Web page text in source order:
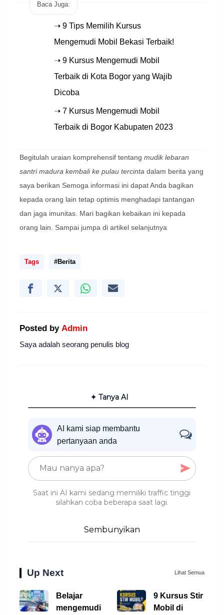
Baca Juga:
➝ 9 Tips Memilih Kursus
Mengemudi Mobil Bekasi Terbaik!
➝ 9 Kursus Mengemudi Mobil
Terbaik di Kota Bogor yang Wajib
Dicoba
➝ 7 Kursus Mengemudi Mobil
Terbaik di Bogor Kabupaten 2023
Begitulah uraian komprehensif tentang mudik lebaran
santri madura kembali ke pulau tercinta dalam berita yang
saya berikan Semoga informasi ini dapat Anda bagikan
kepada orang lain tetap optimis menghadapi tantangan
dan jaga imunitas. Mari bagikan kebaikan ini kepada
orang lain. Sampai jumpa di artikel selanjutnya
Tags #Berita
Posted by Admin
Saya adalah seorang penulis blog
✦ Tanya AI
AI kami siap membantu
pertanyaan anda
Saat ini AI kami sedang memiliki traffic tinggi
silahkan coba beberapa saat lagi.
Sembunyikan
Up Next Lihat Semua
Belajar
mengemudi
9 Kursus Stir
Mobil di